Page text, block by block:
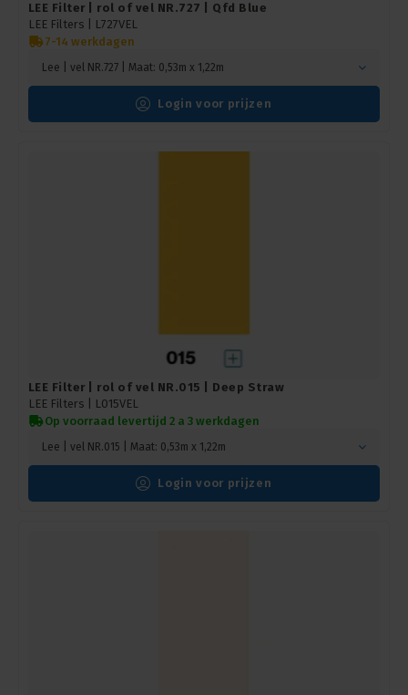
LEE Filter | rol of vel NR.727 | Qfd Blue
LEE Filters |
L727VEL
7-14 werkdagen
Lee | vel NR.727 | Maat: 0,53m x 1,22m
Login voor prijzen
LEE Filter | rol of vel NR.015 | Deep Straw
LEE Filters |
L015VEL
Op voorraad levertijd 2 a 3 werkdagen
Lee | vel NR.015 | Maat: 0,53m x 1,22m
Login voor prijzen